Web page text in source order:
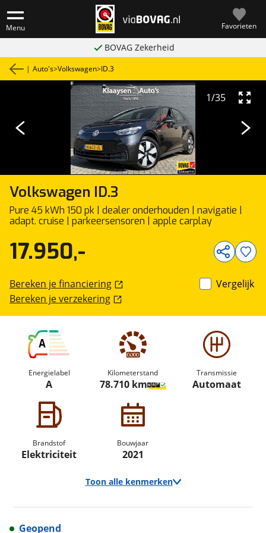
Menu Favorieten
BOVAG Zekerheid
| Auto's>Volkswagen>ID.3
Volkswagen ID.3
Pure 45 kWh 150 pk | dealer onderhouden | navigatie |
adapt. cruise | parkeersensoren | apple carplay
1/35
A
Energielabel
A
Kilometerstand
78.710 km
Transmissie
Automaat
Brandstof
Elektriciteit
Bouwjaar
2021
Toon alle kenmerken
17.950,-
Bereken je financiering
Bereken je verzekering
Vergelijk
Geopend